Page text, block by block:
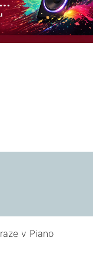
v Piano